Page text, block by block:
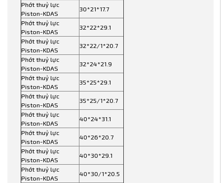
Phớt thuỷ lực
Piston-KDAS
30*21*17.7
Phớt thuỷ lực
Piston-KDAS
32*22*29.1
Phớt thuỷ lực
Piston-KDAS
32*22/1*20.7
Phớt thuỷ lực
Piston-KDAS
32*24*21.9
Phớt thuỷ lực
Piston-KDAS
35*25*29.1
Phớt thuỷ lực
Piston-KDAS
35*25/1*20.7
Phớt thuỷ lực
Piston-KDAS
40*24*31.1
Phớt thuỷ lực
Piston-KDAS
40*26*20.7
Phớt thuỷ lực
Piston-KDAS
40*30*29.1
Phớt thuỷ lực
Piston-KDAS
40*30/1*20.5